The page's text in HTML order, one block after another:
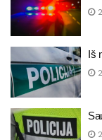
Iš